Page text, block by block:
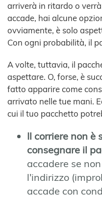
arriverà in ritardo o
accade, hai alcune
ovviamente, è solo
Con ogni probabilità, il
A volte, tuttavia, il
aspettare. O, forse, è
fatto apparire come
arrivato nelle tue mani.
cui il tuo pacchetto
Il corriere non è
consegnare il
accadere se
l'indirizzo
accade con